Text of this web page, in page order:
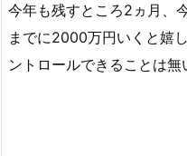
今年も残すところ2ヵ月、
までに2000万円いくと嬉
ントロールできることは無